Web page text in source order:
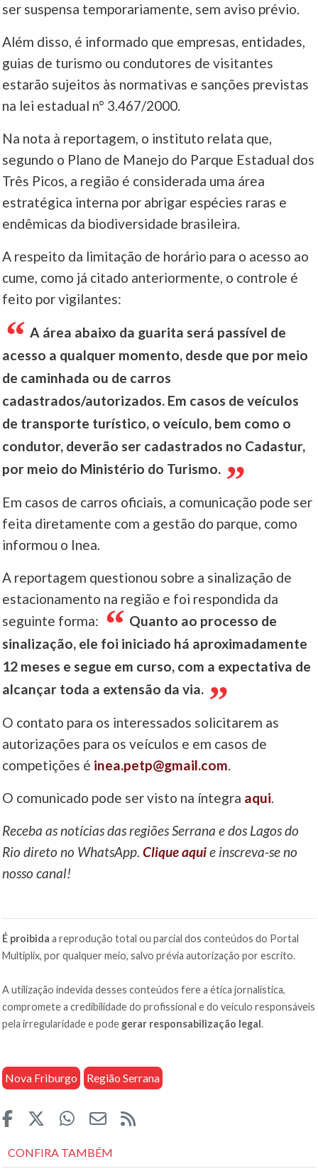
ser suspensa temporariamente, sem aviso prévio.
Além disso, é informado que empresas, entidades,
guias de turismo ou condutores de visitantes
estarão sujeitos às normativas e sanções previstas
na lei estadual n° 3.467/2000.
Na nota à reportagem, o instituto relata que,
segundo o Plano de Manejo do Parque Estadual dos
Três Picos, a região é considerada uma área
estratégica interna por abrigar espécies raras e
endêmicas da biodiversidade brasileira.
A respeito da limitação de horário para o acesso ao
cume, como já citado anteriormente, o controle é
feito por vigilantes:
A área abaixo da guarita será passível de
acesso a qualquer momento, desde que por meio
de caminhada ou de carros
cadastrados/autorizados. Em casos de veículos
de transporte turístico, o veículo, bem como o
condutor, deverão ser cadastrados no Cadastur,
por meio do Ministério do Turismo.
Em casos de carros oficiais, a comunicação pode ser
feita diretamente com a gestão do parque, como
informou o Inea.
A reportagem questionou sobre a sinalização de
estacionamento na região e foi respondida da
seguinte forma:
Quanto ao processo de
sinalização, ele foi iniciado há aproximadamente
12 meses e segue em curso, com a expectativa de
alcançar toda a extensão da via.
O contato para os interessados solicitarem as
autorizações para os veículos e em casos de
competições é inea.petp@gmail.com.
O comunicado pode ser visto na íntegra aqui.
Receba as notícias das regiões Serrana e dos Lagos do
Rio direto no WhatsApp.Clique aquie inscreva-se no
nosso canal!
É proibida a reprodução total ou parcial dos conteúdos do Portal
Multiplix, por qualquer meio, salvo prévia autorização por escrito.
A utilização indevida desses conteúdos fere a ética jornalística,
compromete a credibilidade do profissional e do veículo responsáveis
pela irregularidade e pode gerar responsabilização legal.
Nova Friburgo Região Serrana
CONFIRA TAMBÉM